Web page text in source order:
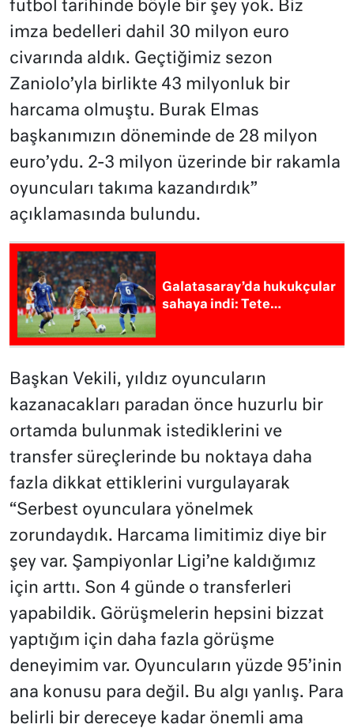
futbol tarihinde böyle bir şey yok. Biz
imza bedelleri dahil 30 milyon euro
civarında aldık. Geçtiğimiz sezon
Zaniolo’yla birlikte 43 milyonluk bir
harcama olmuştu. Burak Elmas
başkanımızın döneminde de 28 milyon
euro’ydu. 2-3 milyon üzerinde bir rakamla
oyuncuları takıma kazandırdık”
açıklamasında bulundu.
Galatasaray’da hukukçular
sahaya indi: Tete…
Başkan Vekili, yıldız oyuncuların
kazanacakları paradan önce huzurlu bir
ortamda bulunmak istediklerini ve
transfer süreçlerinde bu noktaya daha
fazla dikkat ettiklerini vurgulayarak
“Serbest oyunculara yönelmek
zorundaydık. Harcama limitimiz diye bir
şey var. Şampiyonlar Ligi’ne kaldığımız
için arttı. Son 4 günde o transferleri
yapabildik. Görüşmelerin hepsini bizzat
yaptığım için daha fazla görüşme
deneyimim var. Oyuncuların yüzde 95’inin
ana konusu para değil. Bu algı yanlış. Para
belirli bir dereceye kadar önemli ama